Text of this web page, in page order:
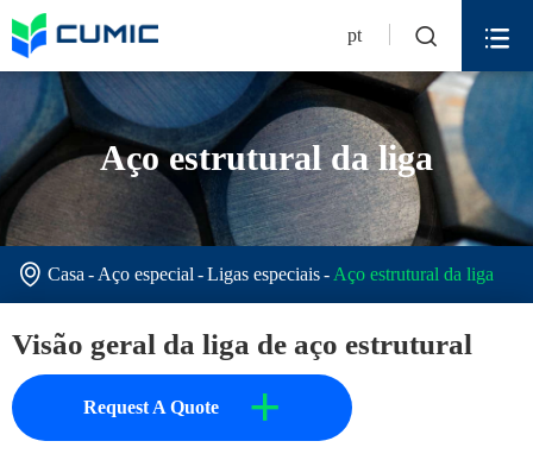
pt  
Aço estrutural da liga
 Casa Aço especial Ligas especiais Aço estrutural da liga
Visão geral da liga de aço estrutural
Request A Quote +